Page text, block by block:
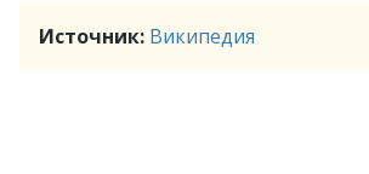
Источник: Википедия